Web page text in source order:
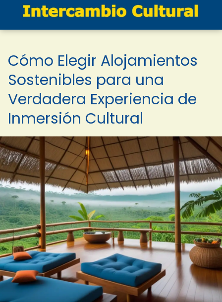
Cómo Elegir Alojamientos
Sostenibles para una
Verdadera Experiencia de
Inmersión Cultural